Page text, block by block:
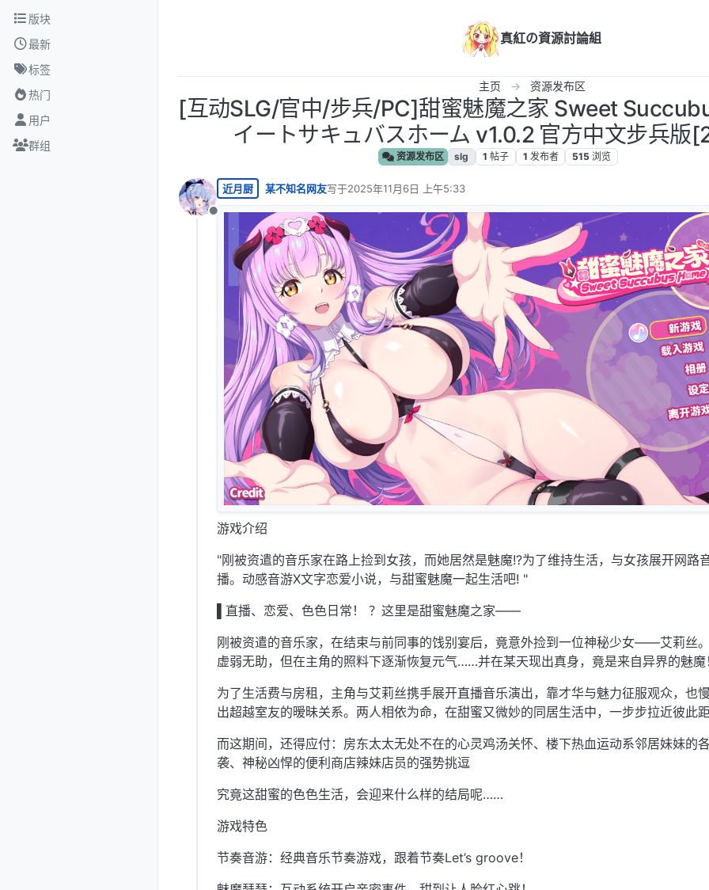
跳转至内容
版块
最新
标签
热门
用户
群组
真紅の資源討論組
主页 资源发布区
[互动SLG/官中/步兵/PC]甜蜜魅魔之家 Sweet
イートサキュバスホーム v1.0.2 官方中文步兵版
资源发布区 slg 1 帖子 1 发布者 515 浏览
离线
近月厨 某不知名网友写于2025年11月6日 上午5:33
最后由 编辑
游戏介绍
"刚被资遣的音乐家在路上捡到女孩，而她居然是魅魔!?为了维持生活，与女孩展开网路
播。动感音游X文字恋爱小说，与甜蜜魅魔一起生活吧! "
▌直播、恋爱、色色日常！ ？这里是甜蜜魅魔之家——
刚被资遣的音乐家，在结束与前同事的饯别宴后，竟意外捡到一位神秘少女——艾莉丝
虚弱无助，但在主角的照料下逐渐恢复元气……并在某天现出真身，竟是来自异界的魅魔
为了生活费与房租，主角与艾莉丝携手展开直播音乐演出，靠才华与魅力征服观众，也
出超越室友的暧昧关系。两人相依为命，在甜蜜又微妙的同居生活中，一步步拉近彼
而这期间，还得应付：房东太太无处不在的心灵鸡汤关怀、楼下热血运动系邻居妹妹的
袭、神秘凶悍的便利商店辣妹店员的强势挑逗
究竟这甜蜜的色色生活，会迎来什么样的结局呢……
游戏特色
节奏音游：经典音乐节奏游戏，跟着节奏Let’s groove！